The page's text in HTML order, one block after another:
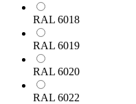
RAL 6018
RAL 6019
RAL 6020
RAL 6022